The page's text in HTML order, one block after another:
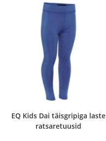
EQ Kids Dai täisgripiga laste
ratsaretuusid